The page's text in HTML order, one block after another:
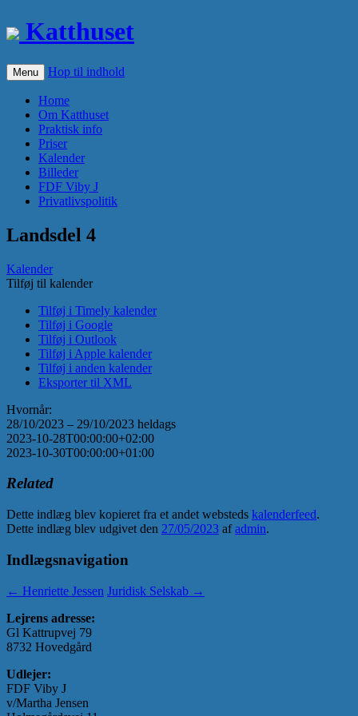
Katthuset
Menu Hop til indhold
Home
Om Katthuset
Praktisk info
Priser
Kalender
Billeder
FDF Viby J
Privatlivspolitik
Landsdel 4
Kalender
Tilføj til kalender
Tilføj i Timely kalender
Tilføj i Google
Tilføj i Outlook
Tilføj i Apple kalender
Tilføj i anden kalender
Eksporter til XML
Hvornår:
28/10/2023 – 29/10/2023 heldags
2023-10-28T00:00:00+02:00
2023-10-30T00:00:00+01:00
Related
Dette indlæg blev kopieret fra et andet websteds kalenderfeed.
Dette indlæg blev udgivet den 27/05/2023 afadmin.
Indlægsnavigation
← Henriette Jessen Juridisk Selskab →
Lejrens adresse:
Gl Kattrupvej 79
8732 Hovedgård
Udlejer:
FDF Viby J
v/Martha Jensen